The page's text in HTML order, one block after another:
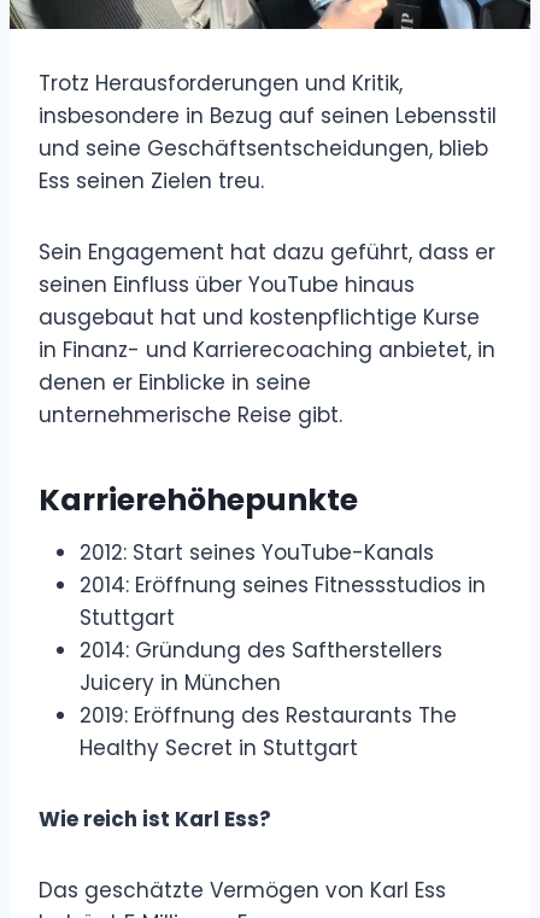
Trotz Herausforderungen und Kritik,
insbesondere in Bezug auf seinen Lebensstil
und seine Geschäftsentscheidungen, blieb
Ess seinen Zielen treu.
Sein Engagement hat dazu geführt, dass er
seinen Einfluss über YouTube hinaus
ausgebaut hat und kostenpflichtige Kurse
in Finanz- und Karrierecoaching anbietet, in
denen er Einblicke in seine
unternehmerische Reise gibt.
Karrierehöhepunkte
2012: Start seines YouTube-Kanals
2014: Eröffnung seines Fitnessstudios in
Stuttgart
2014: Gründung des Saftherstellers
Juicery in München
2019: Eröffnung des Restaurants The
Healthy Secret in Stuttgart
Wie reich ist Karl Ess?
Das geschätzte Vermögen von Karl Ess